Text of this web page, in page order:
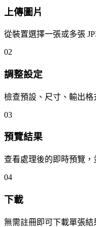
上傳圖片
從裝置選擇一張或多張
02
調整設定
檢查預設、尺寸、輸出格
03
預覽結果
查看處理後的即時預覽，
04
下載
無需註冊即可下載單張結